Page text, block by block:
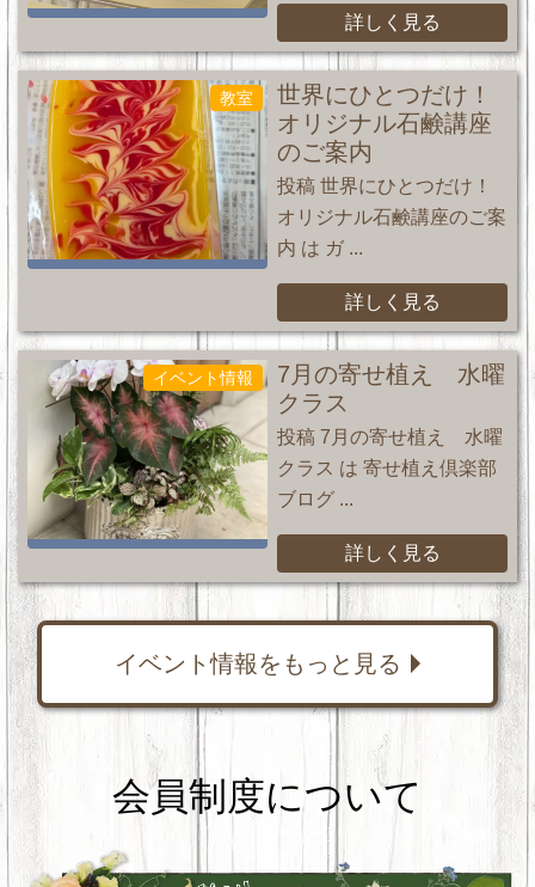
詳しく見る
教室
世界にひとつだけ！
オリジナル石鹸講座
のご案内
投稿 世界にひとつだけ！
オリジナル石鹸講座のご案
内 は ガ ...
詳しく見る
イベント情報
7月の寄せ植え 水曜
クラス
投稿 7月の寄せ植え 水曜
クラス は 寄せ植え倶楽部
ブログ ...
詳しく見る
イベント情報をもっと見る
会員制度について